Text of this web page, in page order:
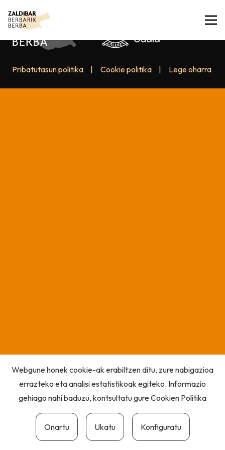
Pribatutasun politika Cookie politika Lege oharra
Webgune honek cookie-ak erabiltzen ditu, zure nabigazioa
errazteko eta analisi estatistikoak egiteko. Informazio
gehiago nahi baduzu, kontsultatu gureCookien Politika
Onartu Ukatu Konfiguratu